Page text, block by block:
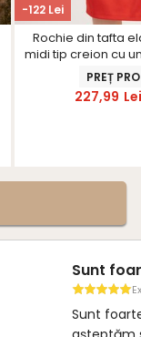
-122 Lei
Rochie din tafta
midi tip creion cu
cu brosa
PREȚ
227,99 Lei
Sunt
Sunt